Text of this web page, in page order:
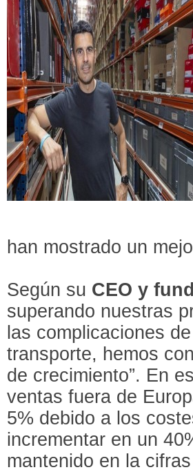
han mostrado un
Según su CEO y
superando nuestras
las complicaciones
transporte, hemos
de crecimiento”. En
ventas fuera de
5% debido a los
incrementar en un
mantenido en la